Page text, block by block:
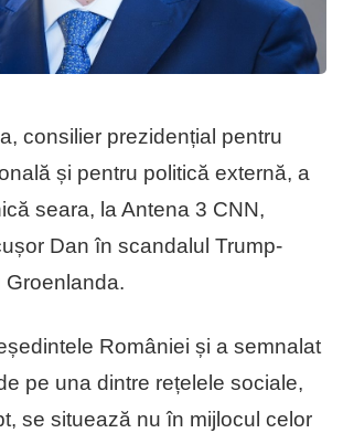
consilier prezidențial pentru
și pentru politică externă, a
seara, la Antena 3 CNN,
Dan în scandalul Trump-
Groenlanda.
României și a semnalat
pe una dintre rețelele sociale,
se situează nu în mijlocul celor